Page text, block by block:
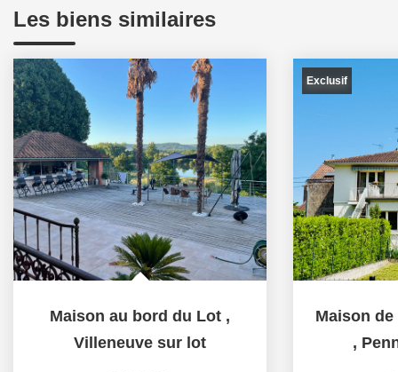
Les biens similaires
Maison au bord du Lot ,
Villeneuve sur lot
Exclusif
,